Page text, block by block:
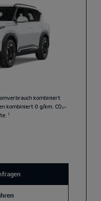
kombiniert
kombiniert 0 g/km. CO₂-
¹